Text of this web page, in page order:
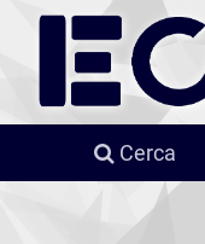
Cerca